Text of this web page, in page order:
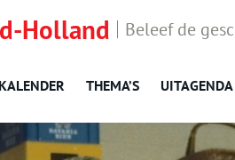
Holland Beleef de
KALENDER THEMA’S UITAGENDA